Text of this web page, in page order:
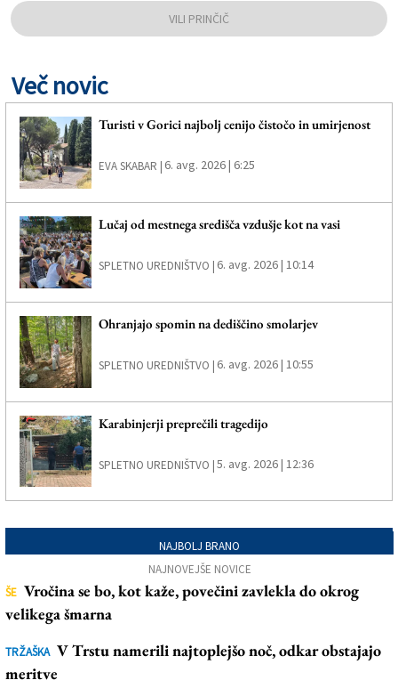
VILI PRINČIČ
Več novic
Turisti v Gorici najbolj cenijo čistočo in umirjenost
EVA SKABAR | 6. avg. 2026 | 6:25
Lučaj od mestnega središča vzdušje kot na vasi
SPLETNO UREDNIŠTVO | 6. avg. 2026 | 10:14
Ohranjajo spomin na dediščino smolarjev
SPLETNO UREDNIŠTVO | 6. avg. 2026 | 10:55
Karabinjerji preprečili tragedijo
SPLETNO UREDNIŠTVO |5. avg. 2026 | 12:36
NAJBOLJ BRANO
NAJNOVEJŠE NOVICE
ŠE Vročina se bo, kot kaže, povečini zavlekla do okrog
velikega šmarna
TRŽAŠKA V Trstu namerili najtoplejšo noč, odkar obstajajo
meritve